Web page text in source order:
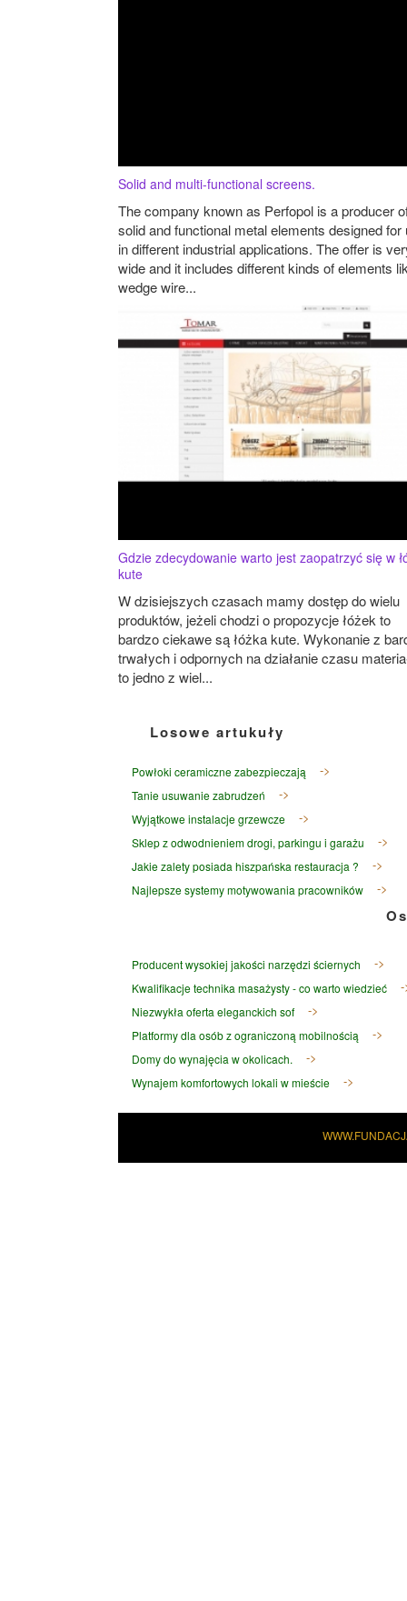
Solid and multi-functional screens.
The company known as Perfopol is a producer
solid and functional metal elements designed for
in different industrial applications. The offer is
wide and it includes different kinds of elements
wedge wire...
Gdzie zdecydowanie warto jest zaopatrzyć się w
kute
W dzisiejszych czasach mamy dostęp do wielu
produktów, jeżeli chodzi o propozycje łóżek to
bardzo ciekawe są łóżka kute. Wykonanie z
trwałych i odpornych na działanie czasu
to jedno z wiel...
Losowe artukuły
Powłoki ceramiczne zabezpieczają
Tanie usuwanie zabrudzeń
Wyjątkowe instalacje grzewcze
Sklep z odwodnieniem drogi, parkingu i garażu
Jakie zalety posiada hiszpańska restauracja ?
Najlepsze systemy motywowania pracowników
Producent wysokiej jakości narzędzi ściernych
Kwalifikacje technika masażysty - co warto wiedzieć
Niezwykła oferta eleganckich sof
Platformy dla osób z ograniczoną mobilnością
Domy do wynajęcia w okolicach.
Wynajem komfortowych lokali w mieście